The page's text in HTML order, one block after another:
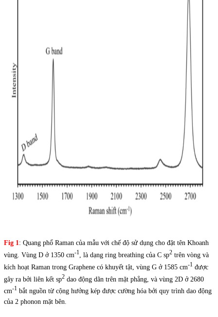
Fig 1: Quang phổ Raman của mẫu với chế độ sử dụng cho đặt tên Khoanh
vùng. Vùng D ở 1350 cm-1, là dạng ring breathing của C sp2 trên vòng và
kích hoạt Raman trong Graphene có khuyết tật, vùng G ở 1585 cm-1 được
gây ra bởi liên kết sp2 dao động dãn trên mặt phẳng, và vùng 2D ở 2680
cm-1 bắt nguồn từ cộng hưởng kép được cường hóa bởi quy trình dao động
của 2 phonon mặt bên.